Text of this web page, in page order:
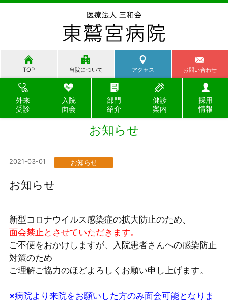
TOP 当院について アクセス お問い合わせ
外来
受診
入院
面会
部門
紹介
健診
案内
採用
情報
お知らせ
2021-03-01 お知らせ
お知らせ
新型コロナウイルス感染症の拡大防止のため、
面会禁止とさせていただきます。
ご不便をおかけしますが、入院患者さんへの感染防止
対策のため
ご理解ご協力のほどよろしくお願い申し上げます。
※病院より来院をお願いした方のみ面会可能となりま